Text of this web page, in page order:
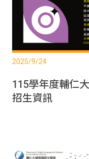
2025/9/24
115學年度輔仁
招生資訊